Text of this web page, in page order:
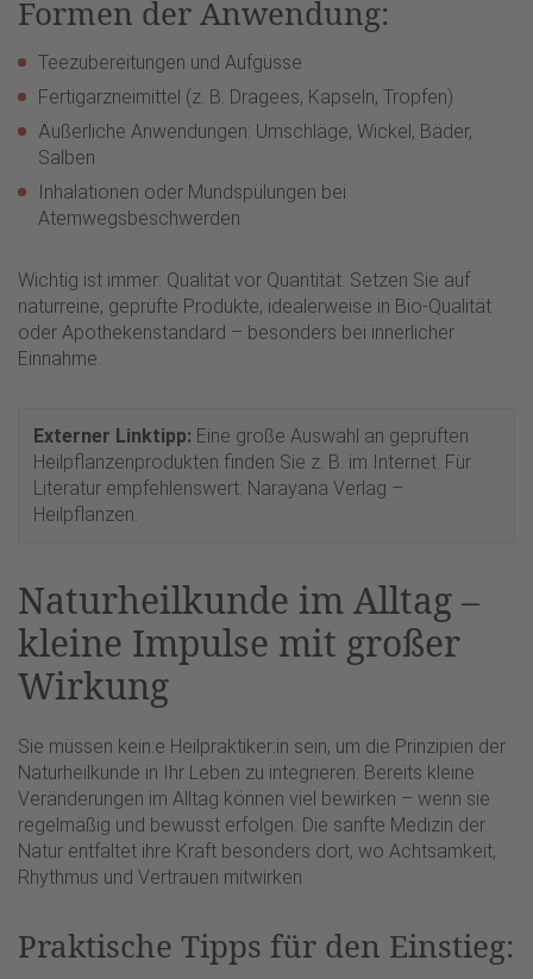
Formen der Anwendung:
Teezubereitungen und Aufgüsse
Fertigarzneimittel (z. B. Dragees, Kapseln, Tropfen)
Äußerliche Anwendungen: Umschläge, Wickel, Bäder,
Salben
Inhalationen oder Mundspülungen bei
Atemwegsbeschwerden
Wichtig ist immer: Qualität vor Quantität. Setzen Sie auf
naturreine, geprüfte Produkte, idealerweise in Bio-Qualität
oder Apothekenstandard – besonders bei innerlicher
Einnahme.
Externer Linktipp: Eine große Auswahl an geprüften
Heilpflanzenprodukten finden Sie z. B. im Internet. Für
Literatur empfehlenswert: Narayana Verlag –
Heilpflanzen.
Naturheilkunde im Alltag –
kleine Impulse mit großer
Wirkung
Sie müssen kein:e Heilpraktiker:in sein, um die Prinzipien der
Naturheilkunde in Ihr Leben zu integrieren. Bereits kleine
Veränderungen im Alltag können viel bewirken – wenn sie
regelmäßig und bewusst erfolgen. Die sanfte Medizin der
Natur entfaltet ihre Kraft besonders dort, wo Achtsamkeit,
Rhythmus und Vertrauen mitwirken.
Praktische Tipps für den Einstieg: